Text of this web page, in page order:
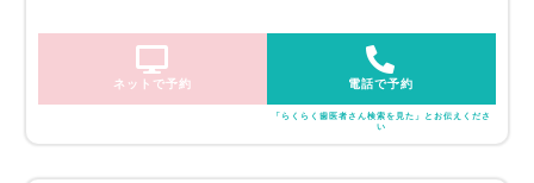
ネットで予約 電話で予約
「らくらく歯医者さん検索を見た」とお伝えくださ
い